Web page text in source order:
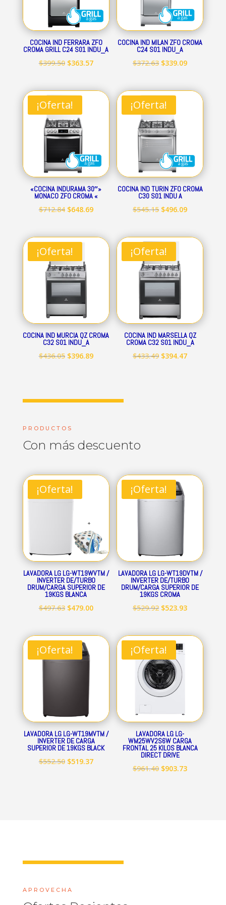
COCINA IND FERRARA ZFO
CROMA GRILL C24 S01 INDU_A
$399.50 El
original
era:
$399.50.
$363.57El
actual
COCINA IND MILAN ZFO CROMA
C24 S01 INDU_A
$372.63 El
original
era:
$372.63.
$339.09El
actual
¡Oferta!
«COCINA INDURAMA 30″»
MONACO ZFO CROMA «
$712.84 El
original
era:
$712.84.
$648.69El
actual
¡Oferta!
COCINA IND TURIN ZFO CROMA
C30 S01 INDU A
$545.15 El
original
era:
$545.15.
$496.09El
actual
¡Oferta!
COCINA IND MURCIA QZ CROMA
C32 S01 INDU_A
$436.05 El
$396.89El
¡Oferta!
COCINA IND MARSELLA QZ
CROMA C32 S01 INDU_A
$433.49 El
$394.47El
PRODUCTOS
Con más descuento
¡Oferta!
LAVADORA LG LG-WT19WVTM /
INVERTER DE/TURBO
DRUM/CARGA SUPERIOR DE
19KGS BLANCA
$497.63 El
original
era:
$497.63.
$479.00El
actual
¡Oferta!
LAVADORA LG LG-WT19DVTM /
INVERTER DE/TURBO
DRUM/CARGA SUPERIOR DE
19KGS CROMA
$529.92 El
original
era:
$529.92.
$523.93El
actual
¡Oferta!
LAVADORA LG LG-WT19MVTM /
INVERTER DE CARGA
SUPERIOR DE 19KGS BLACK
$552.50 El
$519.37El
¡Oferta!
LAVADORA LG LG-
WM25WV2S6W CARGA
FRONTAL 25 KILOS BLANCA
DIRECT DRIVE
$961.40 El
$903.73El
APROVECHA